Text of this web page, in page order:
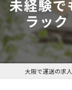
未経験で
ラッ